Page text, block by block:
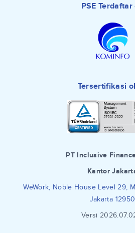
PSE Terdaftar
Tersertifikasi
PT Inclusive
Kantor
WeWork, Noble House Level 29,
Jakarta 12950
Versi